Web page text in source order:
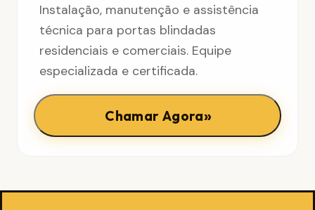
Instalação, manutenção e assistência
técnica para portas blindadas
residenciais e comerciais. Equipe
especializada e certificada.
Chamar Agora»